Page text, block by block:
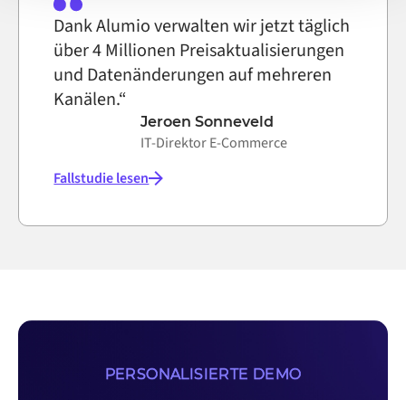
Dank Alumio verwalten wir jetzt täglich
über 4 Millionen Preisaktualisierungen
und Datenänderungen auf mehreren
Kanälen.“
Jeroen Sonneveld
IT-Direktor E-Commerce
Fallstudie lesen
PERSONALISIERTE DEMO